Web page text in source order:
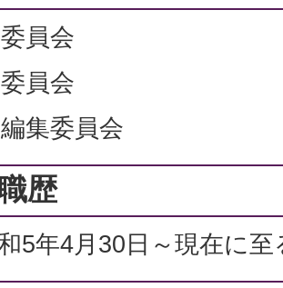
員会
員会
集委員会
歴
5年4月30日～現在に至